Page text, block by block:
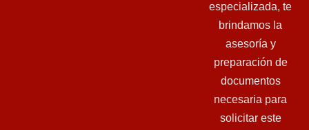
especializada, te
brindamos la
asesoría y
preparación de
documentos
necesaria para
solicitar este